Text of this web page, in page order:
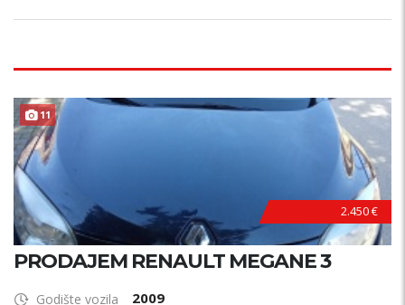
11
2.450 €
PRODAJEM RENAULT MEGANE 3
Godište vozila 2009